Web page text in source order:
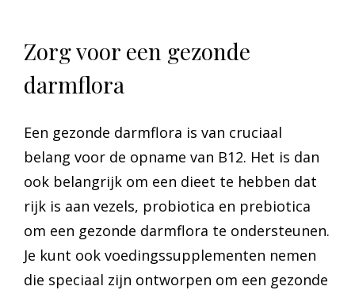
Zorg voor een gezonde
darmflora
Een gezonde darmflora is van cruciaal
belang voor de opname van B12. Het is dan
ook belangrijk om een dieet te hebben dat
rijk is aan vezels, probiotica en prebiotica
om een gezonde darmflora te ondersteunen.
Je kunt ook voedingssupplementen nemen
die speciaal zijn ontworpen om een gezonde